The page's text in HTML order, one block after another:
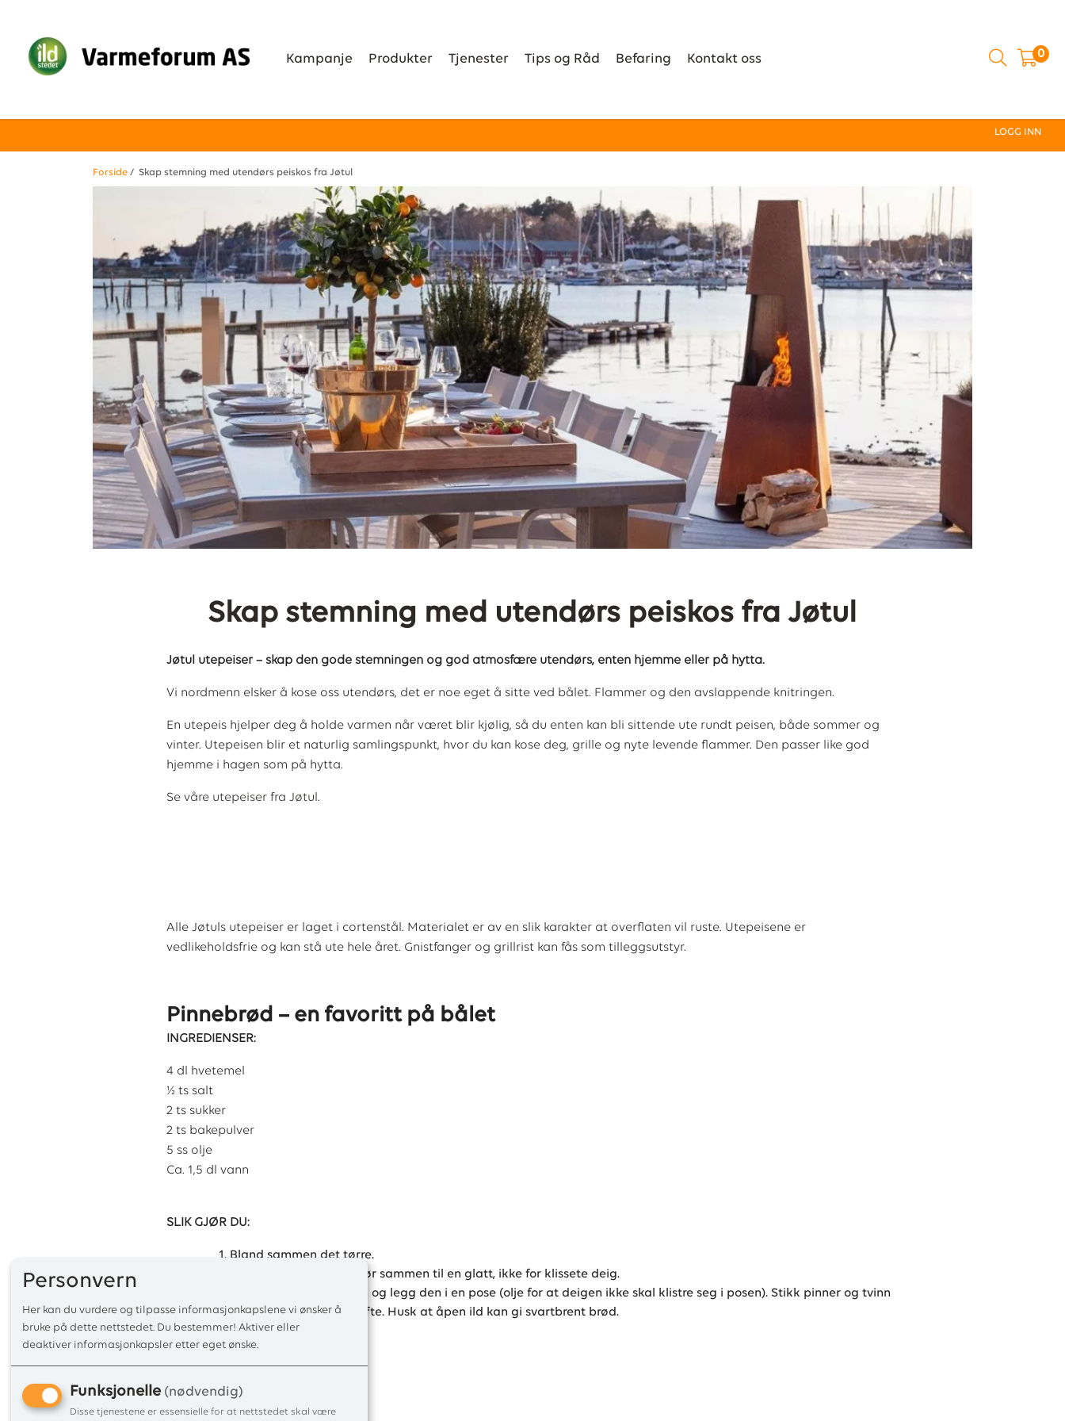
Kampanje Produkter Tjenester Tips og Råd Befaring Kontakt oss 0
LOGG INN
Forside / Skap stemning med utendørs peiskos fra Jøtul
Skap stemning med utendørs peiskos fra Jøtul
Jøtul utepeiser – skap den gode stemningen og god atmosfære utendørs, enten hjemme eller på hytta.
Vi nordmenn elsker å kose oss utendørs, det er noe eget å sitte ved bålet. Flammer og den avslappende knitringen.
En utepeis hjelper deg å holde varmen når været blir kjølig, så du enten kan bli sittende ute rundt peisen, både sommer og
vinter. Utepeisen blir et naturlig samlingspunkt, hvor du kan kose deg, grille og nyte levende flammer. Den passer like god
hjemme i hagen som på hytta.
Se våre utepeiser fra Jøtul.
Alle Jøtuls utepeiser er laget i cortenstål. Materialet er av en slik karakter at overflaten vil ruste. Utepeisene er
vedlikeholdsfrie og kan stå ute hele året. Gnistfanger og grillrist kan fås som tilleggsutstyr.
Pinnebrød – en favoritt på bålet
INGREDIENSER:
4 dl hvetemel
½ ts salt
2 ts sukker
2 ts bakepulver
5 ss olje
Ca. 1,5 dl vann
SLIK GJØR DU:
Bland sammen det tørre.
Tilsett olje og vann og rør sammen til en glatt, ikke for klissete deig.
Ha litt olje rundt deigen og legg den i en pose (olje for at deigen ikke skal klistre seg i posen). Stikk pinner og tvinn
deigen rundt pinnene ofte. Husk at åpen ild kan gi svartbrent brød.
Personvern
Her kan du vurdere og tilpasse informasjonkapslene vi ønsker å
bruke på dette nettstedet. Du bestemmer! Aktiver eller
deaktiver informasjonkapsler etter eget ønske.
Funksjonelle (nødvendig)
Disse tjenestene er essensielle for at nettstedet skal være